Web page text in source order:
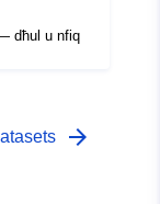
dħul u nfiq
arrow_forward